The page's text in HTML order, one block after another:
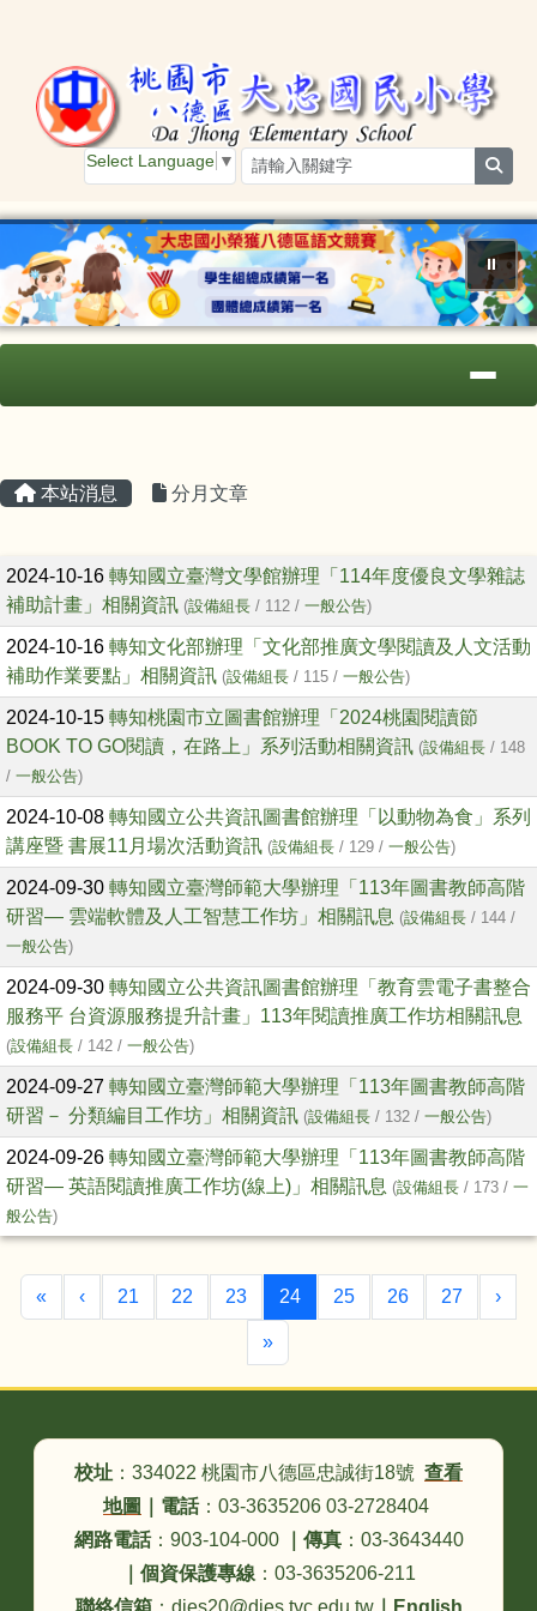
Select Language ▼
⏸
本站消息 分月文章
文章列表
2024-10-16 轉知國立臺灣文學館辦理「114年度優良文學雜誌
補助計畫」相關資訊 (設備組長 / 112 / 一般公告)
2024-10-16 轉知文化部辦理「文化部推廣文學閱讀及人文活動
補助作業要點」相關資訊 (設備組長 / 115 / 一般公告)
2024-10-15 轉知桃園市立圖書館辦理「2024桃園閱讀節
BOOK TO GO閱讀，在路上」系列活動相關資訊 (設備組長 / 148
/ 一般公告)
2024-10-08 轉知國立公共資訊圖書館辦理「以動物為食」系列
講座暨 書展11月場次活動資訊 (設備組長 / 129 / 一般公告)
2024-09-30 轉知國立臺灣師範大學辦理「113年圖書教師高階
研習— 雲端軟體及人工智慧工作坊」相關訊息 (設備組長 / 144 /
一般公告)
2024-09-30 轉知國立公共資訊圖書館辦理「教育雲電子書整合
服務平 台資源服務提升計畫」113年閱讀推廣工作坊相關訊息
(設備組長 / 142 / 一般公告)
2024-09-27 轉知國立臺灣師範大學辦理「113年圖書教師高階
研習－ 分類編目工作坊」相關資訊 (設備組長 / 132 / 一般公告)
2024-09-26 轉知國立臺灣師範大學辦理「113年圖書教師高階
研習— 英語閱讀推廣工作坊(線上)」相關訊息 (設備組長 / 173 / 一
般公告)
« 第一頁
‹上一頁
21 22 23 24(目前頁次)
25 26 27 ›下
»最後頁
校址 ：334022 桃園市八德區忠誠街18號 查看
地圖
電話：03-3635206 03-2728404
網路電話：903-104-000 傳真：03-3643440
個資保護專線 ：03-3635206-211